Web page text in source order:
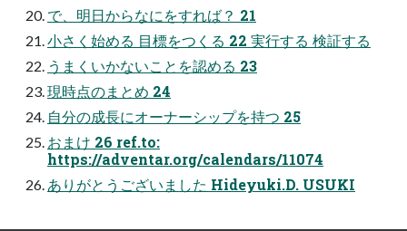
で、明日からなにをすれば？ 21
小さく始める 目標をつくる 22 実行する 検証する
うまくいかないことを認める 23
現時点のまとめ 24
自分の成長にオーナーシップを持つ 25
おまけ 26 ref.to:
https://adventar.org/calendars/11074
ありがとうございました Hideyuki.D. USUKI